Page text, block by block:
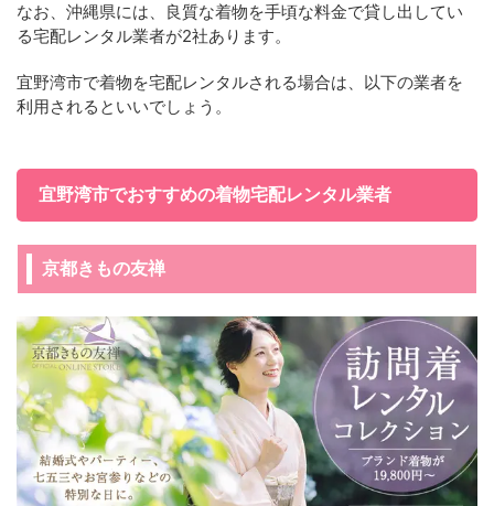
なお、沖縄県には、良質な着物を手頃な料金で貸し出してい
る宅配レンタル業者が2社あります。
宜野湾市で着物を宅配レンタルされる場合は、以下の業者を
利用されるといいでしょう。
宜野湾市でおすすめの着物宅配レンタル業者
京都きもの友禅